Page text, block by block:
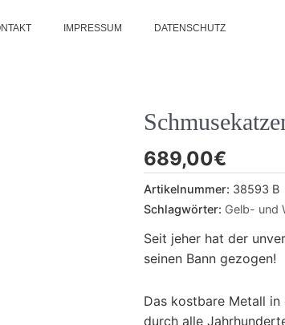
IMPRESSUM DATENSCHUTZ
689,00€
Artikelnummer: 38593 B
Schlagwörter: Gelb- und
Seit jeher hat der
seinen Bann gezogen!
Das kostbare Metall in
durch alle